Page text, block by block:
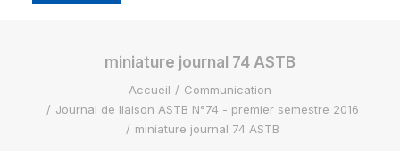
COMPRENDRE LA STB
SOIGNER LA STB
VIVRE AVEC LA STB
miniature journal 74 ASTB
Accueil
Communication
Journal de liaison ASTB N°74 - premier semestre 2016
miniature journal 74 ASTB